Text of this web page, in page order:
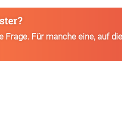
Frage. Für manche eine, auf